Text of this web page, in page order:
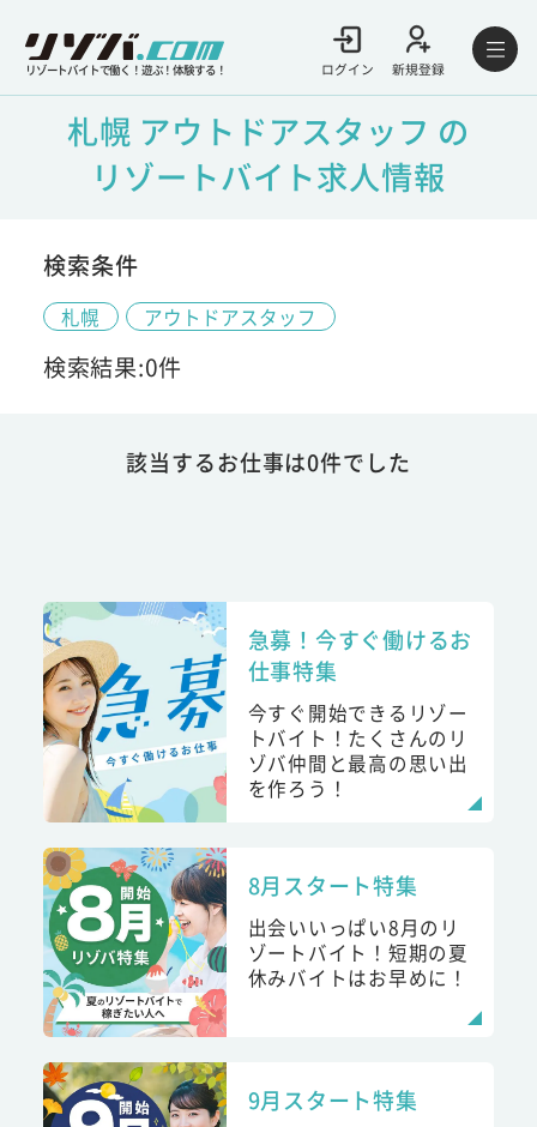
リゾートバイトで働く！遊ぶ！体験する！ ログイン 新規登録
札幌 アウトドアスタッフ の
リゾートバイト求人情報
検索条件
札幌 アウトドアスタッフ
検索結果:0件
該当するお仕事は0件でした
急募！今すぐ働けるお
仕事特集
今すぐ開始できるリゾー
トバイト！たくさんのリ
ゾバ仲間と最高の思い出
を作ろう！
8月スタート特集
出会いいっぱい8月のリ
ゾートバイト！短期の夏
休みバイトはお早めに！
9月スタート特集